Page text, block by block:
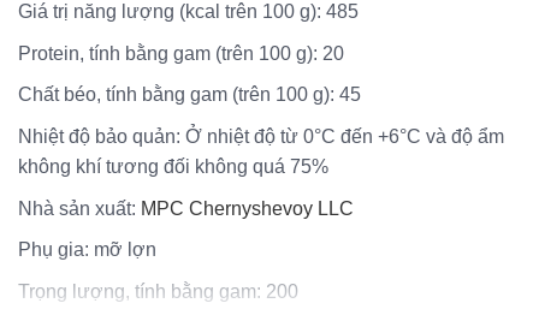
Giá trị năng lượng (kcal trên 100 g): 485
Protein, tính bằng gam (trên 100 g): 20
Chất béo, tính bằng gam (trên 100 g): 45
Nhiệt độ bảo quản: Ở nhiệt độ từ 0°C đến +6°C và độ ẩm
không khí tương đối không quá 75%
Nhà sản xuất: MPC Chernyshevoy LLC
Phụ gia: mỡ lợn
Trọng lượng, tính bằng gam: 200